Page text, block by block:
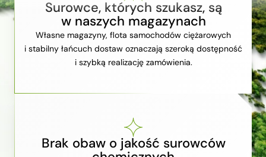
Surowce, których szukasz, są
w naszych magazynach
Własne magazyny, flota samochodów ciężarowych
i stabilny łańcuch dostaw oznaczają szeroką dostępność
i szybką realizację zamówienia.
Brak obaw o jakość surowców